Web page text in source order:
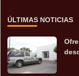
ÚLTIMAS NOTICIAS